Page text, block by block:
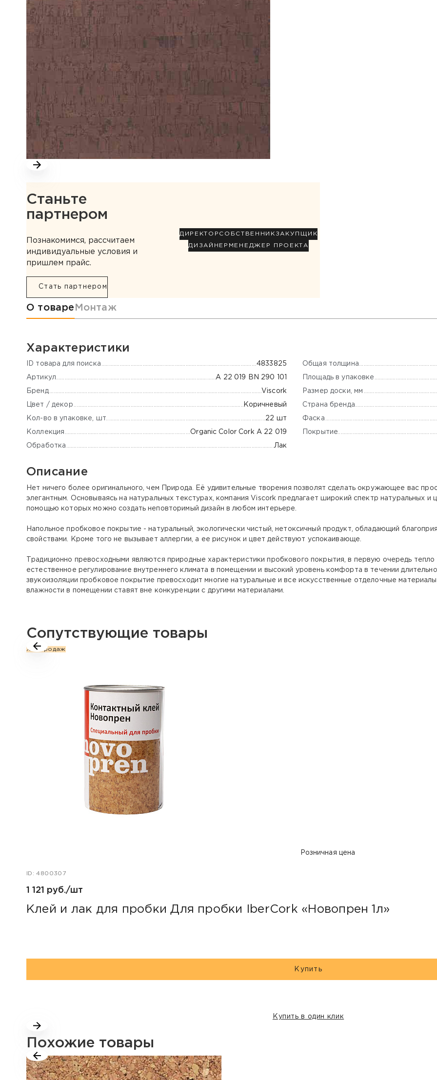
Станьте
партнером
Познакомимся, рассчитаем
индивидуальные условия и
пришлем прайс.
Стать партнером
ДИРЕКТОР СОБСТВЕННИК ЗАКУПЩИК
ДИЗАЙНЕР МЕНЕДЖЕР ПРОЕКТА
Информация о товаре
О товаре Монтаж
Характеристики
ID товара для поиска 4833825
Артикул A 22 019 BN 290 101
Бренд Viscork
Цвет / декор Коричневый
Кол-во в упаковке, шт 22 шт
Коллекция Organic Color Cork A 22 019
Обработка Лак
Общая толщина
Площадь в упаковке
Размер доски, мм
Страна бренда
Фаска
Покрытие
Описание
Нет ничего более оригинального, чем Природа. Её удивительные творения позволят сделать окружающее вас
элегантным. Основываясь на натуральных текстурах, компания Viscork предлагает широкий спектр натуральных и
помощью которых можно создать неповторимый дизайн в любом интерьере.
Напольное пробковое покрытие - натуральный, экологически чистый, нетоксичный продукт, обладающий
свойствами. Кроме того не вызывает аллергии, а ее рисунок и цвет действуют успокаивающе.
Традиционно превосходными являются природные характеристики пробкового покрытия, в первую очередь
естественное регулирование внутреннего климата в помещении и высокий уровень комфорта в течении
звукоизоляции пробковое покрытие превосходит многие натуральные и все искусственные отделочные
влажности в помещении ставят вне конкуренции с другими материалами.
Сопутствующие товары
Хит продаж
Розничная цена
ID: 4800307
1 121 руб./шт
Клей и лак для пробки Для пробки IberCork «Новопрен 1л»
Купить
Купить в один клик
Похожие товары